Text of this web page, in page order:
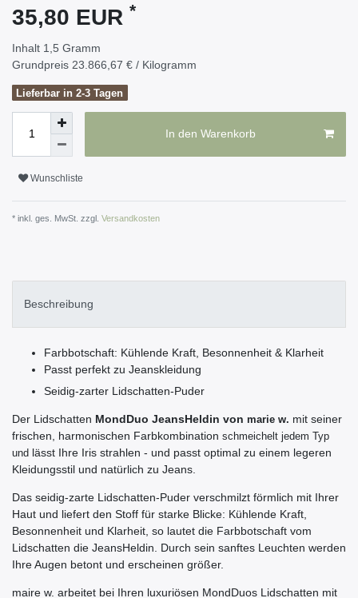
35,80 EUR *
Inhalt 1,5 Gramm
Grundpreis 23.866,67 € / Kilogramm
Lieferbar in 2-3 Tagen
In den Warenkorb
Wunschliste
* inkl. ges. MwSt. zzgl. Versandkosten
Beschreibung
Farbbotschaft: Kühlende Kraft, Besonnenheit & Klarheit
Passt perfekt zu Jeanskleidung
Seidig-zarter Lidschatten-Puder
Der Lidschatten MondDuo JeansHeldin von marie w. mit seiner
frischen, harmonischen Farbkombination schmeichelt jedem Typ
und lässt Ihre Iris strahlen - und passt optimal zu einem legeren
Kleidungsstil und natürlich zu Jeans.
Das seidig-zarte Lidschatten-Puder verschmilzt förmlich mit Ihrer
Haut und liefert den Stoff für starke Blicke: Kühlende Kraft,
Besonnenheit und Klarheit, so lautet die Farbbotschaft vom
Lidschatten die JeansHeldin. Durch sein sanftes Leuchten werden
Ihre Augen betont und erscheinen größer.
maire w. arbeitet bei Ihren luxuriösen MondDuos Lidschatten mit